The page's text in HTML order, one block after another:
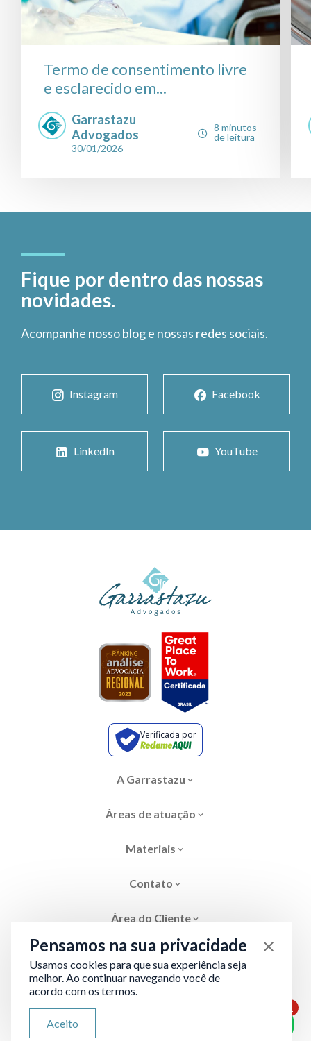
Termo de consentimento livre
e esclarecido em...
Garrastazu
Advogados
30/01/2026
8 minutos
de leitura
Fique por dentro das nossas
novidades.
Acompanhe nosso blog e nossas redes sociais.
Instagram Facebook
LinkedIn YouTube
Verificada por
A Garrastazu
Áreas de atuação
Materiais
Contato
Área do Cliente
Área restrita 1
Pensamos na sua privacidade
Usamos cookies para que sua experiência seja
melhor. Ao continuar navegando você de
acordo com os termos.
Aceito